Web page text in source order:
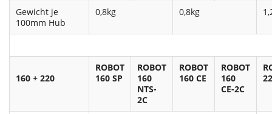
Gewicht je
100mm Hub
0,8kg 0,8kg
160 + 220
ROBOT
160 SP
ROBOT
160
NTS-
2C
ROBOT
160 CE
ROBOT
160
CE-2C